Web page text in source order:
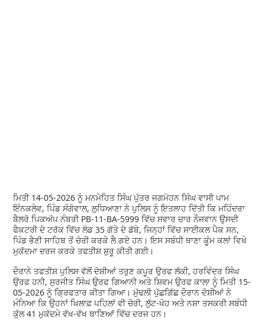
ਮਿਤੀ 14-05-2026 ਨੂੰ ਮਨਮੋਹਿਤ ਸਿੰਘ ਪੁੱਤਰ ਜਗਮੋਹਨ ਸਿੰਘ ਵਾਸੀ ਪਾਮ
ਇੰਨਕਲੇਵ, ਪਿੰਡ ਸੰਗੋਵਾਲ, ਲੁਧਿਆਣਾ ਨੇ ਪੁਲਿਸ ਨੂੰ ਇਤਲਾਹ ਦਿੱਤੀ ਕਿ ਮਹਿੰਦਰਾ
ਬੈਲਰੋ ਪਿਕਅੱਪ ਨੰਬਰੀ PB-11-BA-5999 ਵਿੱਚ ਸਵਾਰ ਚਾਰ ਨੌਜਵਾਨ ਉਸਦੀ
ਫੈਕਟਰੀ ਦੇ ਟਰੱਕ ਵਿੱਚ ਲੋਡ 35 ਗੱਤੇ ਦੇ ਡੱਬੇ, ਜਿਨ੍ਹਾਂ ਵਿੱਚ ਸਾਈਕਲ ਪੈਕ ਸਨ,
ਪਿੰਡ ਭੈਣੀ ਸਾਹਿਬ ਤੋਂ ਚੋਰੀ ਕਰਕੇ ਲੈ ਗਏ ਹਨ। ਇਸ ਸਬੰਧੀ ਥਾਣਾ ਕੂੰਮ ਕਲਾਂ ਵਿਖੇ
ਮੁਕੱਦਮਾ ਦਰਜ ਕਰਕੇ ਤਫਤੀਸ਼ ਸ਼ੁਰੂ ਕੀਤੀ ਗਈ।
ਦੌਰਾਨੇ ਤਫਤੀਸ਼ ਪੁਲਿਸ ਵੱਲੋਂ ਦੋਸ਼ੀਆਂ ਤਰੁਣ ਕਪੂਰ ਉਰਫ ਲੱਕੀ, ਹਰਵਿੰਦਰ ਸਿੰਘ
ਉਰਫ ਹਨੀ, ਸੁਰਜੀਤ ਸਿੰਘ ਉਰਫ ਗਿਆਨੀ ਅਤੇ ਸ਼ਿਵਮ ਉਰਫ ਕਾਲਾ ਨੂੰ ਮਿਤੀ 15-
05-2026 ਨੂੰ ਗ੍ਰਿਫਤਾਰ ਕੀਤਾ ਗਿਆ। ਮੁੱਢਲੀ ਪੁੱਛਗਿੱਛ ਦੌਰਾਨ ਦੋਸ਼ੀਆਂ ਨੇ
ਮੰਨਿਆ ਕਿ ਉਹਨਾਂ ਖ਼ਿਲਾਫ਼ ਪਹਿਲਾਂ ਵੀ ਚੋਰੀ, ਲੁੱਟ-ਖੋਹ ਅਤੇ ਨਸ਼ਾ ਤਸਕਰੀ ਸਬੰਧੀ
ਕੁੱਲ 41 ਮੁਕੱਦਮੇ ਵੱਖ-ਵੱਖ ਥਾਣਿਆਂ ਵਿੱਚ ਦਰਜ ਹਨ।